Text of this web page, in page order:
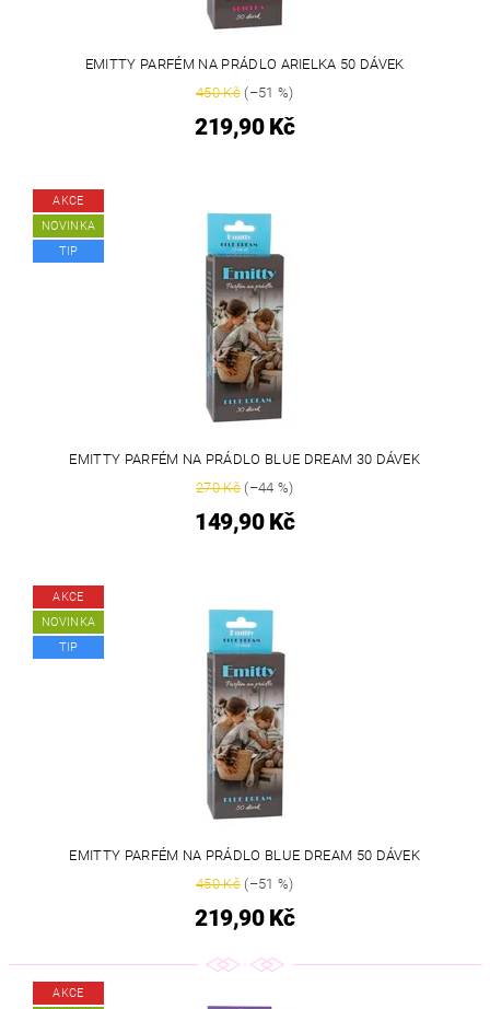
EMITTY PARFÉM NA PRÁDLO ARIELKA 50 DÁVEK
450 Kč(–51 %)
219,90 Kč
AKCE
NOVINKA
TIP
EMITTY PARFÉM NA PRÁDLO BLUE DREAM 30 DÁVEK
270 Kč(–44 %)
149,90 Kč
AKCE
NOVINKA
TIP
EMITTY PARFÉM NA PRÁDLO BLUE DREAM 50 DÁVEK
450 Kč(–51 %)
219,90 Kč
AKCE